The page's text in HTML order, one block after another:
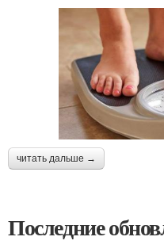
читать дальше →
Последние